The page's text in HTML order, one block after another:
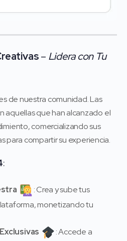
– Lidera con Tu
de nuestra comunidad. Las
aquellas que han alcanzado el
comercializando sus
para compartir su experiencia.
:
: Crea y sube tus
monetizando tu
: Accede a